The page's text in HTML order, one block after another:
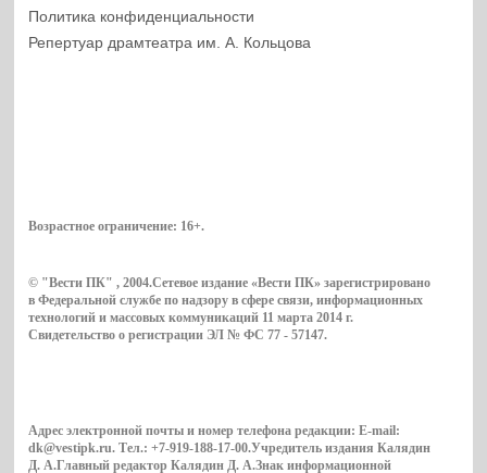
Политика конфиденциальности
Репертуар драмтеатра им. А. Кольцова
Возрастное ограничение: 16+.
© "Вести ПК" , 2004.Сетевое издание «Вести ПК» зарегистрировано
в Федеральной службе по надзору в сфере связи, информационных
технологий и массовых коммуникаций 11 марта 2014 г.
Свидетельство о регистрации ЭЛ № ФС 77 - 57147.
Адрес электронной почты и номер телефона редакции: E-mail:
dk@vestipk.ru. Тел.: +7-919-188-17-00.Учредитель издания Калядин
Д. А.Главный редактор Калядин Д. А.Знак информационной